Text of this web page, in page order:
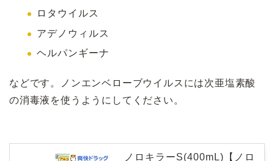
ロタウイルス
アデノウィルス
ヘルパンギーナ
などです。ノンエンベローブウイルスには次亜塩素酸
の消毒液を使うようにしてください。
ノロキラーS(400mL)【ノロ